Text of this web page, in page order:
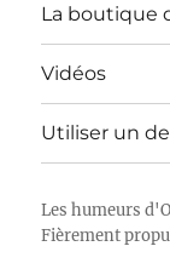
La boutique
Vidéos
Utiliser un
Les humeurs
Fièrement